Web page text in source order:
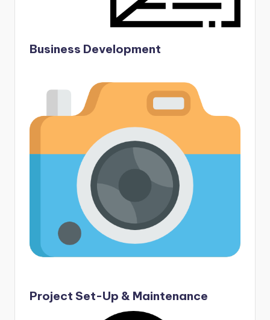
Business Development
Project Set-Up & Maintenance